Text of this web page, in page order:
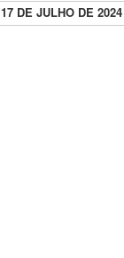
17 DE JULHO DE 2024